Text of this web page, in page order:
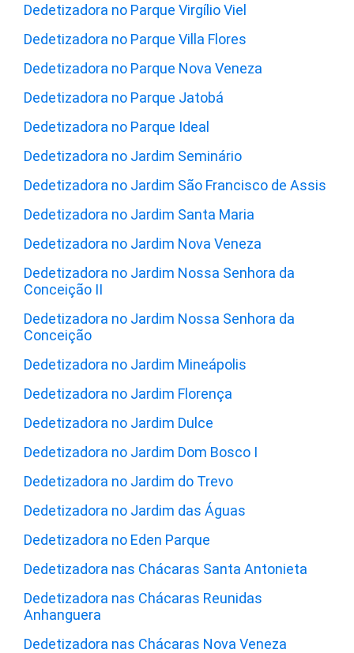
Dedetizadora no Parque Virgílio Viel
Dedetizadora no Parque Villa Flores
Dedetizadora no Parque Nova Veneza
Dedetizadora no Parque Jatobá
Dedetizadora no Parque Ideal
Dedetizadora no Jardim Seminário
Dedetizadora no Jardim São Francisco de Assis
Dedetizadora no Jardim Santa Maria
Dedetizadora no Jardim Nova Veneza
Dedetizadora no Jardim Nossa Senhora da
Conceição II
Dedetizadora no Jardim Nossa Senhora da
Conceição
Dedetizadora no Jardim Mineápolis
Dedetizadora no Jardim Florença
Dedetizadora no Jardim Dulce
Dedetizadora no Jardim Dom Bosco I
Dedetizadora no Jardim do Trevo
Dedetizadora no Jardim das Águas
Dedetizadora no Eden Parque
Dedetizadora nas Chácaras Santa Antonieta
Dedetizadora nas Chácaras Reunidas
Anhanguera
Dedetizadora nas Chácaras Nova Veneza